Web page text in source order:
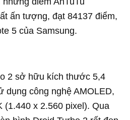
ấn tượng, đạt 84137 điểm,
5 của Samsung.
2 sở hữu kích thước 5,4
dụng công nghệ AMOLED,
(1.440 x 2.560 pixel). Qua